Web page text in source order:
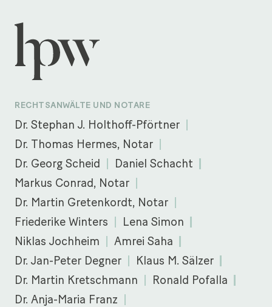
RECHTSANWÄLTE UND NOTARE
Dr. Stephan J. Holthoff-Pförtner
Dr. Thomas Hermes, Notar
Dr. Georg Scheid
Daniel Schacht
Markus Conrad, Notar
Dr. Martin Gretenkordt, Notar
Friederike Winters
Lena Simon
Niklas Jochheim
Amrei Saha
Dr. Jan-Peter Degner
Klaus M. Sälzer
Dr. Martin Kretschmann
Ronald Pofalla
Dr. Anja-Maria Franz